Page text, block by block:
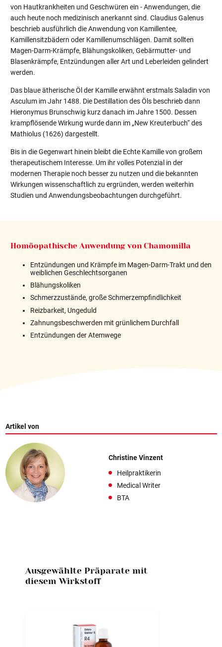
von Hautkrankheiten und Geschwüren ein - Anwendungen, die
auch heute noch medizinisch anerkannt sind. Claudius Galenus
beschrieb ausführlich die Anwendung von Kamillentee,
Kamillensitzbädern oder Kamillenumschlägen. Damit sollten
Magen-Darm-Krämpfe, Blähungskoliken, Gebärmutter- und
Blasenkrämpfe, Entzündungen aller Art und Leberleiden gelindert
werden.
Das blaue ätherische Öl der Kamille erwähnt erstmals Saladin von
Asculum im Jahr 1488. Die Destillation des Öls beschrieb dann
Hieronymus Brunschwig kurz danach im Jahre 1500. Dessen
krampflösende Wirkung wurde dann im „New Kreuterbuch“ des
Mathiolus (1626) dargestellt.
Bis in die Gegenwart hinein bleibt die Echte Kamille von großem
therapeutischem Interesse. Um ihr volles Potenzial in der
modernen Therapie noch besser zu nutzen und die bekannten
Wirkungen wissenschaftlich zu ergründen, werden weiterhin
Studien und Anwendungsbeobachtungen durchgeführt.
Homöopathische Anwendung von Chamomilla
Entzündungen und Krämpfe im Magen-Darm-Trakt und den
weiblichen Geschlechtsorganen
Blähungskoliken
Schmerzzustände, große Schmerzempfindlichkeit
Reizbarkeit, Ungeduld
Zahnungsbeschwerden mit grünlichem Durchfall
Entzündungen der Atemwege
Artikel von
Christine Vinzent
Heilpraktikerin
Medical Writer
BTA
Ausgewählte Präparate mit
diesem Wirkstoff